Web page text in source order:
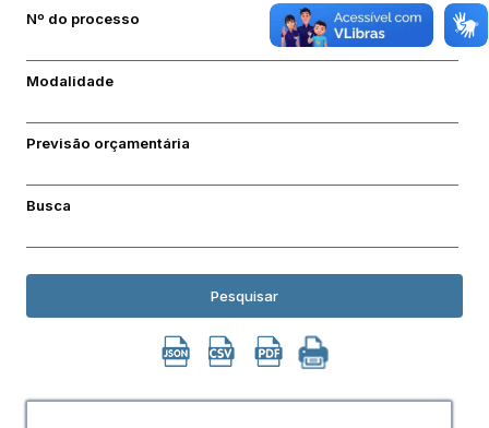
Nº do processo
Modalidade
Previsão orçamentária
Busca
Pesquisar